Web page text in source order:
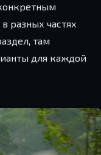
разных частях
там
для каждой